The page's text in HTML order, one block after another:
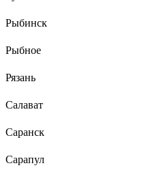
Рыбинск
Рыбное
Рязань
Салават
Саранск
Сарапул